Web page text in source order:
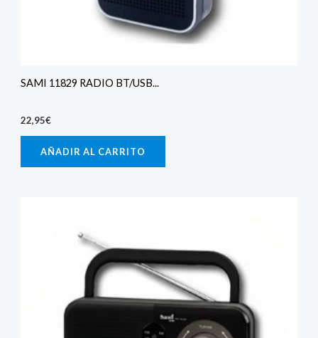
SAMI 11829 RADIO BT/USB...
22,95€
AÑADIR AL CARRITO